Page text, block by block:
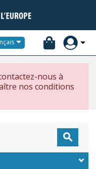

nous à
nos conditions
